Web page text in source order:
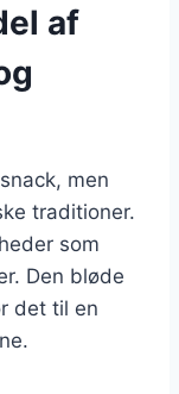
af
men
traditioner.
som
Den bløde
det til en